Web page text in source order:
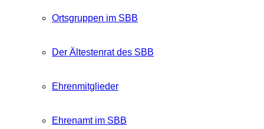
Ortsgruppen im SBB
Der Ältestenrat des SBB
Ehrenmitglieder
Ehrenamt im SBB